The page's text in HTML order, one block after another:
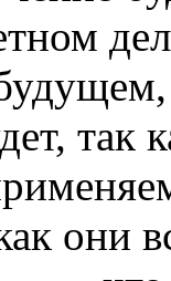
так
они